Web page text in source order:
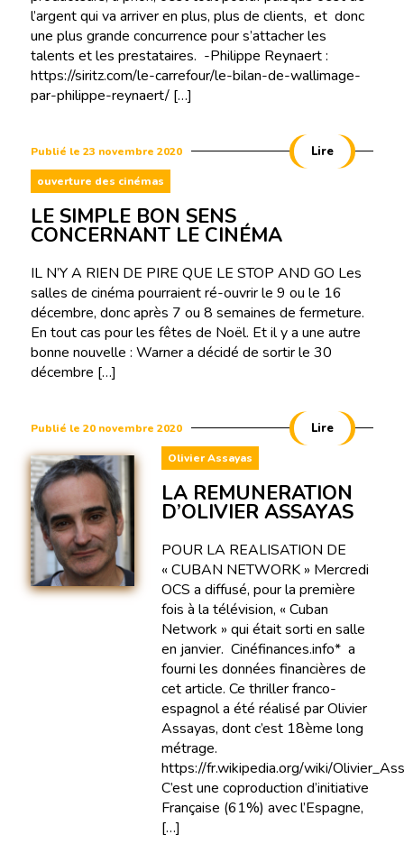
l’argent qui va arriver en plus, plus de clients, et donc
une plus grande concurrence pour s’attacher les
talents et les prestataires. -Philippe Reynaert :
https://siritz.com/le-carrefour/le-bilan-de-wallimage-
par-philippe-reynaert/ […]
Publié le 23 novembre 2020
ouverture des cinémas
Lire
LE SIMPLE BON SENS
CONCERNANT LE CINÉMA
IL N’Y A RIEN DE PIRE QUE LE STOP AND GO Les
salles de cinéma pourraient ré-ouvrir le 9 ou le 16
décembre, donc après 7 ou 8 semaines de fermeture.
En tout cas pour les fêtes de Noël. Et il y a une autre
bonne nouvelle : Warner a décidé de sortir le 30
décembre […]
Publié le 20 novembre 2020
Olivier Assayas
Lire
LA REMUNERATION
D’OLIVIER ASSAYAS
POUR LA REALISATION DE
« CUBAN NETWORK » Mercredi
OCS a diffusé, pour la première
fois à la télévision, « Cuban
Network » qui était sorti en salle
en janvier. Cinéfinances.info* a
fourni les données financières de
cet article. Ce thriller franco-
espagnol a été réalisé par Olivier
Assayas, dont c’est 18ème long
métrage.
https://fr.wikipedia.org/wiki/
C’est une coproduction d’initiative
Française (61%) avec l’Espagne,
[…]